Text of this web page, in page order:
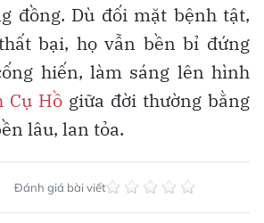
đồng. Dù đối mặt bệnh tật,
bại, họ vẫn bền bỉ đứng
hiến, làm sáng lên hình
Cụ Hồ giữa đời thường bằng
lâu, lan tỏa.
Đánh giá bài viết